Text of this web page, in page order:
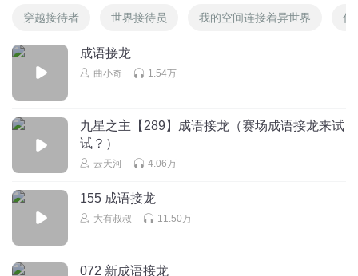
穿越接待者 世界接待员 我的空间连接着异世界 你
成语接龙
曲小奇 1.54万
九星之主【289】成语接龙（赛场成语接龙来试
试？）
云天河 4.06万
155 成语接龙
大有叔叔 11.50万
072 新成语接龙